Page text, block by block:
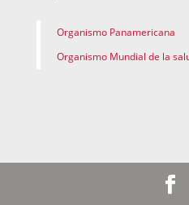
Organismo Panamericana
Organismo Mundial de la